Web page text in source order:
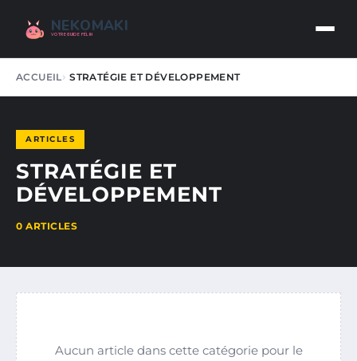
NEKOMAKI
VOTRE GUIDE FÉLIN
ACCUEIL STRATÉGIE ET DÉVELOPPEMENT
ARTICLES
STRATÉGIE ET
DÉVELOPPEMENT
0 ARTICLES
Aucun article dans cette catégorie pour le